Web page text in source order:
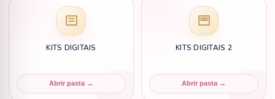
KITS DIGITAIS
Abrir pasta →
KITS DIGITAIS 2
Abrir pasta →